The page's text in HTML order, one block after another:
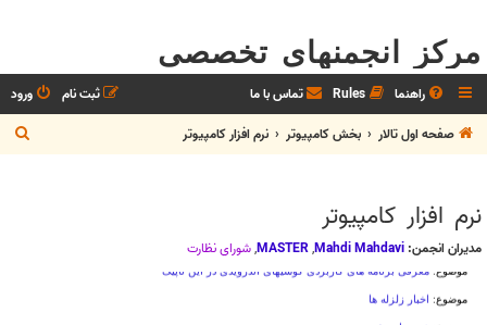
مرکز انجمنهای تخصصی
راهنما Rules تماس با ما ورود
ثبت نام
صفحه اول تالار
بخش كامپيوتر نرم افزار كامپيوتر
ج
س
نرم افزار كامپيوتر
مدیران انجمن: Mahdi Mahdavi
,
MASTER
,شوراي نظارت